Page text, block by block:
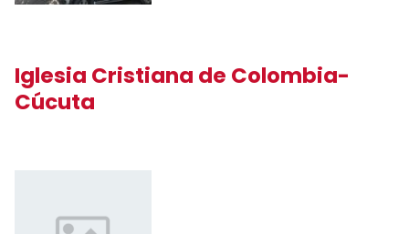
Iglesia Cristiana de Colombia-
Cúcuta